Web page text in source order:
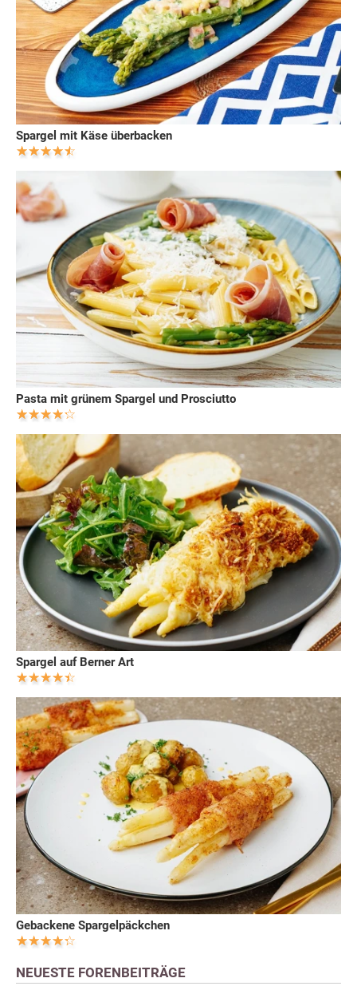
Spargel mit Käse überbacken
Pasta mit grünem Spargel und Prosciutto
Spargel auf Berner Art
Gebackene Spargelpäckchen
NEUESTE FORENBEITRÄGE